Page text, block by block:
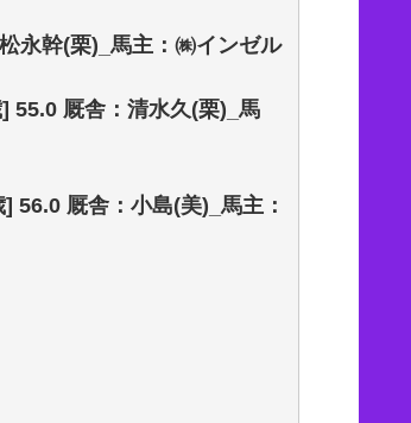
永幹(栗)_馬主：㈱インゼル
55.0 厩舎：清水久(栗)_馬
56.0 厩舎：小島(美)_馬主：